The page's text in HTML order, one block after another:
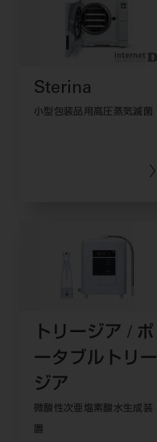
Sterina
小型包装品用高圧蒸気滅菌
トリージア / ポ
ータブルトリー
ジア
微酸性次亜塩素酸水生成装
置